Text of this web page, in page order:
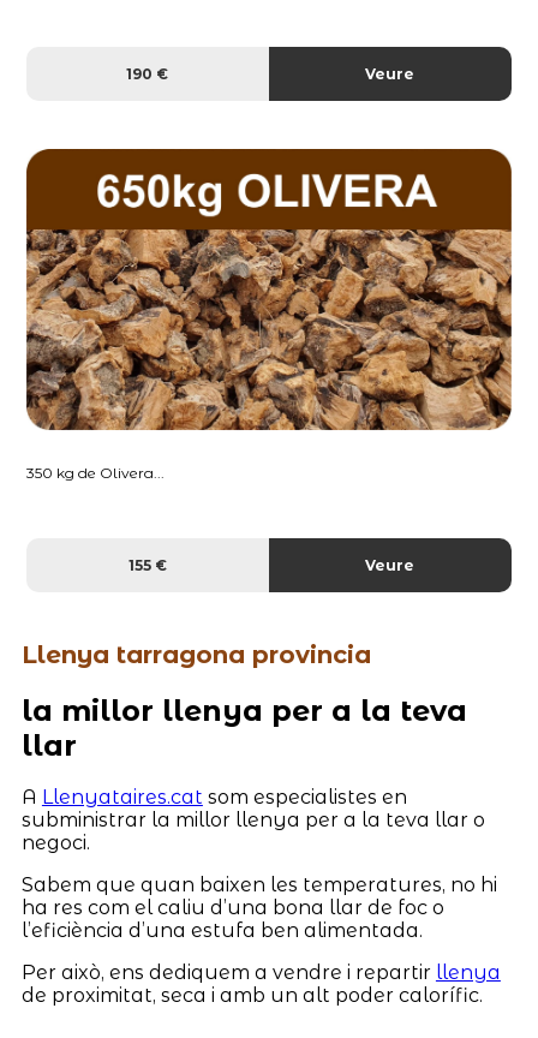
190 € Veure
350 kg de Olivera...
155 € Veure
Llenya tarragona provincia
la millor llenya per a la teva
llar
A Llenyataires.cat som especialistes en
subministrar la millor llenya per a la teva llar o
negoci.
Sabem que quan baixen les temperatures, no hi
ha res com el caliu d’una bona llar de foc o
l’eficiència d’una estufa ben alimentada.
Per això, ens dediquem a vendre i repartir llenya
de proximitat, seca i amb un alt poder calorífic.